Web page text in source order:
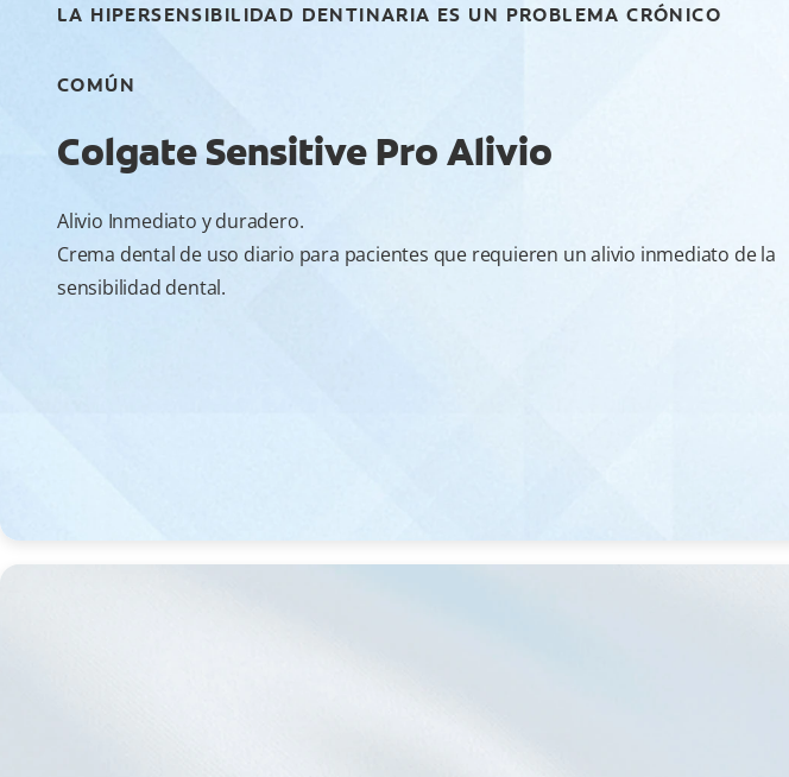
LA HIPERSENSIBILIDAD DENTINARIA ES UN PROBLEMA CRÓNICO
COMÚN
Colgate Sensitive Pro Alivio
Alivio Inmediato y duradero.
Crema dental de uso diario para pacientes que requieren un alivio inmediato de la
sensibilidad dental.